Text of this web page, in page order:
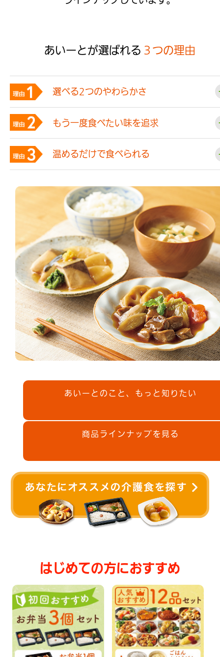
あいーとが選ばれる ３つの理由
選べる2つのやわらかさ
もう一度食べたい味を追求
温めるだけで食べられる
あいーとのこと、もっと知りたい
商品ラインナップを見る
はじめての方におすすめ